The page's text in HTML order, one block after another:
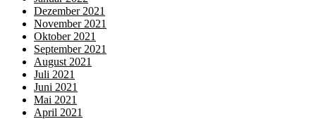
Dezember 2021
November 2021
Oktober 2021
September 2021
August 2021
Juli 2021
Juni 2021
Mai 2021
April 2021